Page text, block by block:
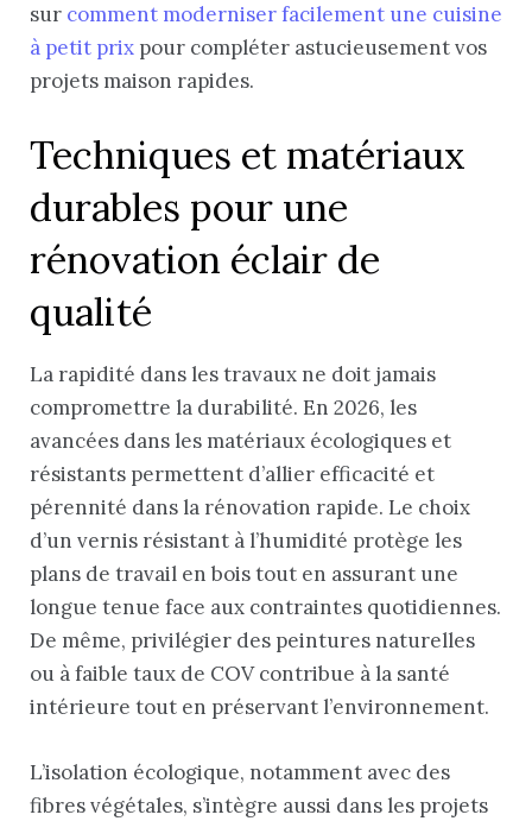
sur comment moderniser facilement une cuisine
à petit prix pour compléter astucieusement vos
projets maison rapides.
Techniques et matériaux
durables pour une
rénovation éclair de
qualité
La rapidité dans les travaux ne doit jamais
compromettre la durabilité. En 2026, les
avancées dans les matériaux écologiques et
résistants permettent d’allier efficacité et
pérennité dans la rénovation rapide. Le choix
d’un vernis résistant à l’humidité protège les
plans de travail en bois tout en assurant une
longue tenue face aux contraintes quotidiennes.
De même, privilégier des peintures naturelles
ou à faible taux de COV contribue à la santé
intérieure tout en préservant l’environnement.
L’isolation écologique, notamment avec des
fibres végétales, s’intègre aussi dans les projets